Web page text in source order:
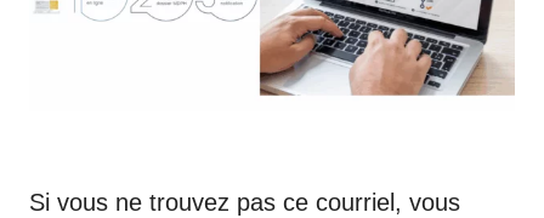
Si vous ne trouvez pas ce courriel, vous